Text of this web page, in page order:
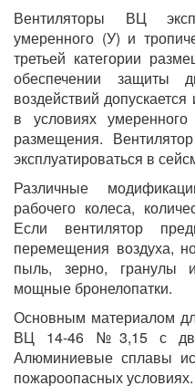
Вентиляторы ВЦ
умеренного (У) и
третьей категории
обеспечении защиты
воздействий
в условиях
размещения.
эксплуатироваться в
Различные
рабочего колеса,
Если вентилятор
перемещения воздуха,
пыль, зерно, гранулы
мощные бронелопатки.
Основным материалом
ВЦ 14-46 №3,15 с дв.
Алюминиевые сплавы
пожароопасных условиях.